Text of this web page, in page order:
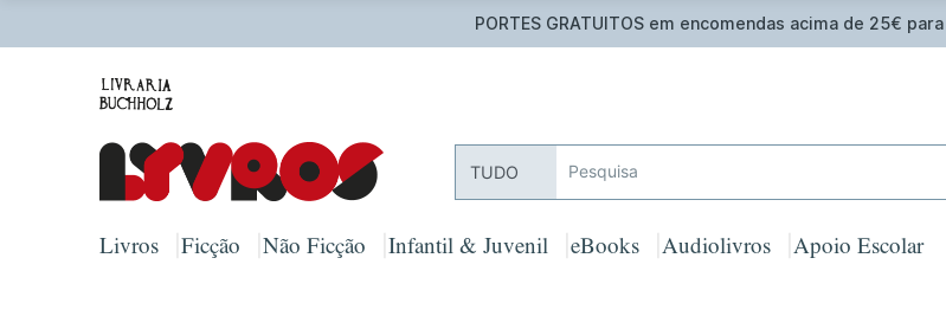
PORTES GRATUITOS em encomendas acima de 25€
TUDO
Livros Ficção Não Ficção Infantil & Juvenil eBooks Audiolivros Apoio Escolar